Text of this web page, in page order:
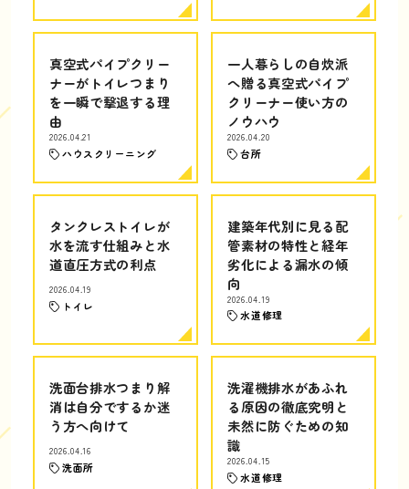
真空式パイプクリー
ナーがトイレつまり
を一瞬で撃退する理
由
2026.04.21
ハウスクリーニング
一人暮らしの自炊派
へ贈る真空式パイプ
クリーナー使い方の
ノウハウ
2026.04.20
台所
タンクレストイレが
水を流す仕組みと水
道直圧方式の利点
2026.04.19
トイレ
建築年代別に見る配
管素材の特性と経年
劣化による漏水の傾
向
2026.04.19
水道修理
洗面台排水つまり解
消は自分でするか迷
う方へ向けて
2026.04.16
洗面所
洗濯機排水があふれ
る原因の徹底究明と
未然に防ぐための知
識
2026.04.15
水道修理